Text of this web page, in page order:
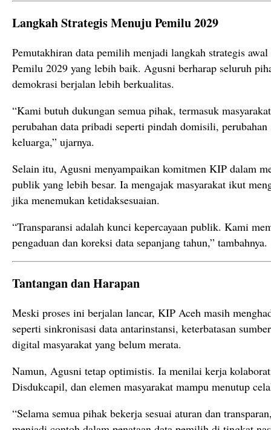
Langkah Strategis Menuju Pemilu 2029
Pemutakhiran data pemilih menjadi langkah strategis
Pemilu 2029 yang lebih baik. Agusni berharap seluruh
demokrasi berjalan lebih berkualitas.
“Kami butuh dukungan semua pihak, termasuk
perubahan data pribadi seperti pindah domisili,
keluarga,” ujarnya.
Selain itu, Agusni menyampaikan komitmen KIP dalam
publik yang lebih besar. Ia mengajak masyarakat ikut
jika menemukan ketidaksesuaian.
“Transparansi adalah kunci kepercayaan publik. Kami
pengaduan dan koreksi data sepanjang tahun,” tambahnya.
Tantangan dan Harapan
Meski proses ini berjalan lancar, KIP Aceh masih
seperti sinkronisasi data antarinstansi, keterbatasan
digital masyarakat yang belum merata.
Namun, Agusni tetap optimistis. Ia menilai kerja
Disdukcapil, dan elemen masyarakat mampu menutup
“Selama semua pihak bekerja sesuai aturan dan